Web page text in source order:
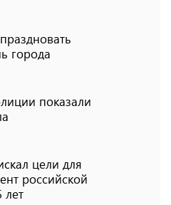
города
показали
цели для
российской
лет